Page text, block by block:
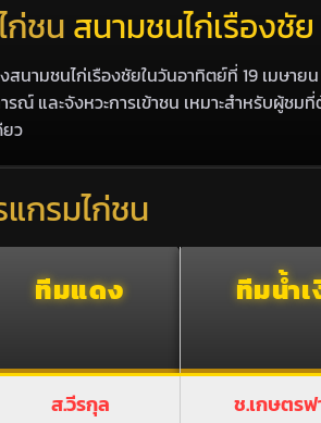
ก่ชนสนามชนไก่เรืองชัย
สนามชนไก่เรืองชัยในวันอาทิตย์ที่ 19 เมษา
รณ์ และจังหวะการเข้าชน เหมาะสำหรับผู้
ว
แกรมไก่ชน
ทีมแดง ทีมน้ำ
ส.วีรกุล ช.เกษตร